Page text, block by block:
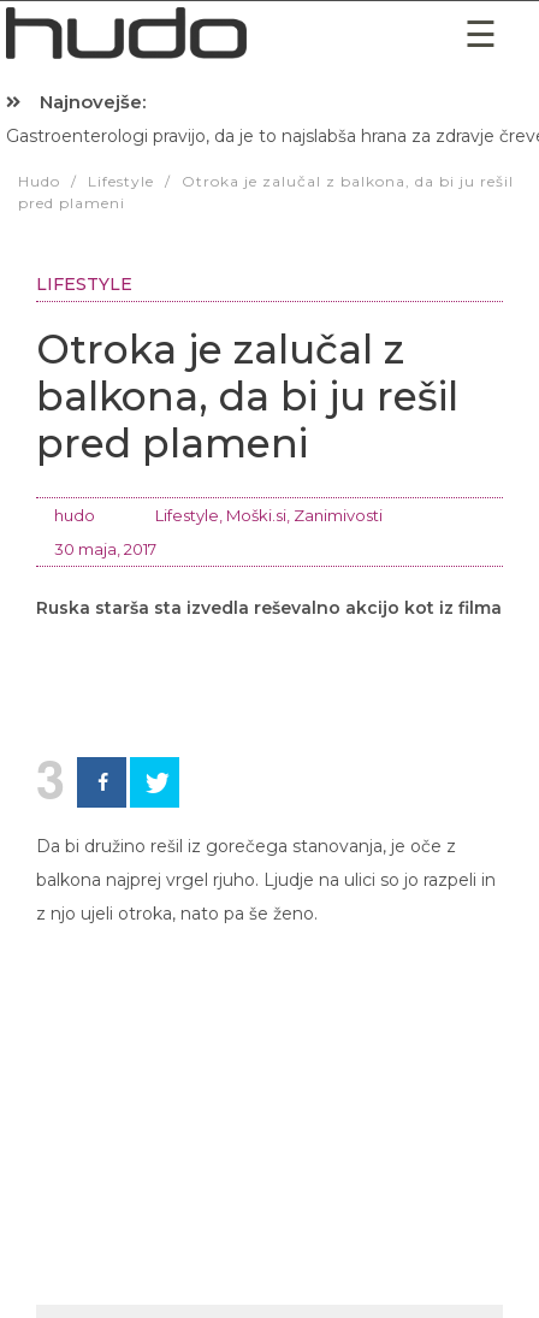
Najnovejše:
Gastroenterologi pravijo, da je to najslabša hrana za zdravje
Hudo / Lifestyle /
Otroka je zalučal z balkona, da bi ju rešil
pred plameni
LIFESTYLE
Otroka je zalučal z
balkona, da bi ju rešil
pred plameni
hudo Lifestyle Moški.si Zanimivosti
30 maja, 2017
Ruska starša sta izvedla reševalno akcijo kot iz filma
3
Da bi družino rešil iz gorečega stanovanja, je oče z
balkona najprej vrgel rjuho. Ljudje na ulici so jo razpeli in
z njo ujeli otroka, nato pa še ženo.